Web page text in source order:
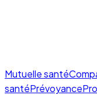
Mutuelle santé
santéPrévoyance